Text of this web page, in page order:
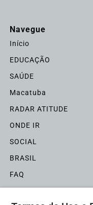
Navegue
Início
EDUCAÇÃO
SAÚDE
Macatuba
RADAR ATITUDE
ONDE IR
SOCIAL
BRASIL
FAQ